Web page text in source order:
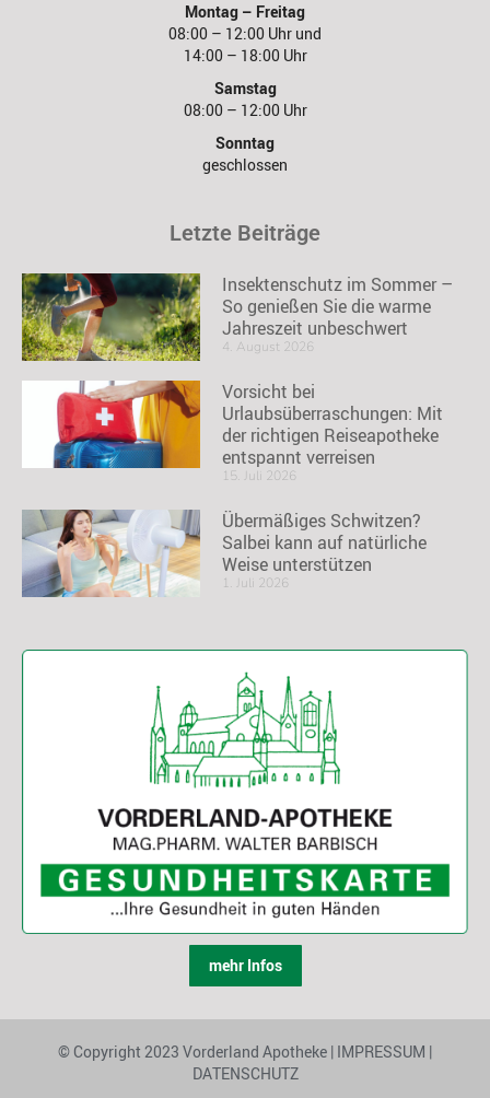
Montag – Freitag
08:00 – 12:00 Uhr und
14:00 – 18:00 Uhr
Samstag
08:00 – 12:00 Uhr
Sonntag
geschlossen
Letzte Beiträge
Insektenschutz im Sommer –
So genießen Sie die warme
Jahreszeit unbeschwert
4. August 2026
Vorsicht bei
Urlaubsüberraschungen: Mit
der richtigen Reiseapotheke
entspannt verreisen
15. Juli 2026
Übermäßiges Schwitzen?
Salbei kann auf natürliche
Weise unterstützen
1. Juli 2026
mehr Infos
© Copyright 2023 Vorderland Apotheke | IMPRESSUM |
DATENSCHUTZ